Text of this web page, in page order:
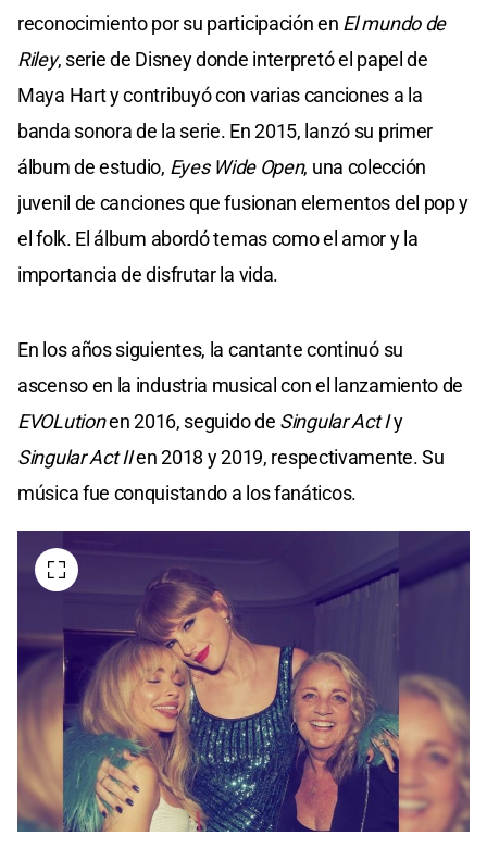
reconocimiento por su participación en El mundo de
Riley, serie de Disney donde interpretó el papel de
Maya Hart y contribuyó con varias canciones a la
banda sonora de la serie. En 2015, lanzó su primer
álbum de estudio, Eyes Wide Open, una colección
juvenil de canciones que fusionan elementos del pop y
el folk. El álbum abordó temas como el amor y la
importancia de disfrutar la vida.
En los años siguientes, la cantante continuó su
ascenso en la industria musical con el lanzamiento de
EVOLutionen 2016, seguido de Singular Act Iy
Singular Act IIen 2018 y 2019, respectivamente. Su
música fue conquistando a los fanáticos.